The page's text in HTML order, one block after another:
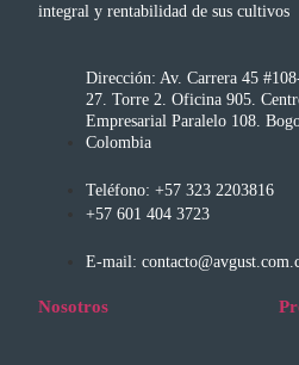
integral y rentabilidad de sus cultivos
Dirección: Av. Carrera 45
27. Torre 2. Oficina 905.
Empresarial Paralelo 108.
Colombia
Teléfono: +57 323 2203816
+57 601 404 3723
E-mail:
Nosotros